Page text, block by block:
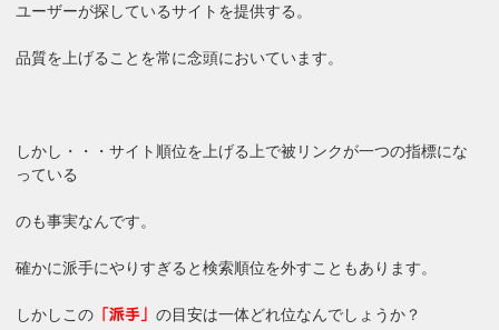
ユーザーが探しているサイトを提供する。
品質を上げることを常に念頭においています。
しかし・・・サイト順位を上げる上で被リンクが一つの指標にな
っている
のも事実なんです。
確かに派手にやりすぎると検索順位を外すこともあります。
しかしこの 「派手」の目安は一体どれ位なんでしょうか？